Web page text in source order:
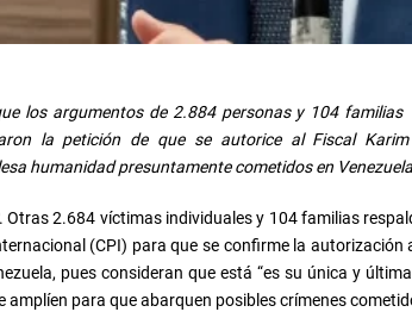
los argumentos de 2.884 personas y 104
la petición de que se autorice al Fiscal
humanidad presuntamente cometidos en Venezuela
Otras 2.684 víctimas individuales y 104 familias
(CPI) para que se confirme la autorización
pues consideran que está “es su única y
amplíen para que abarquen posibles crímenes